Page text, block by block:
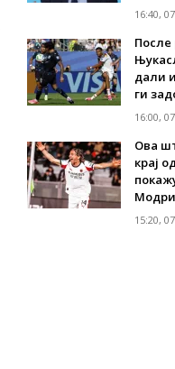
16:40,
После
дали
ги
16:00,
Ова
крај
15:20,